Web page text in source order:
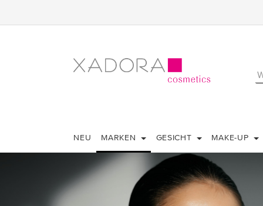
NEU MARKEN GESICHT MAKE-UP